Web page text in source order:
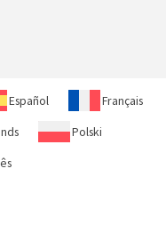
Español Français
Polski